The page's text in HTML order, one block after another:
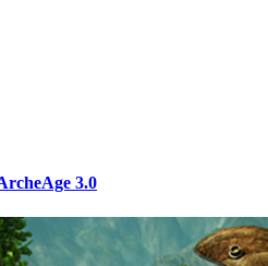
3.0